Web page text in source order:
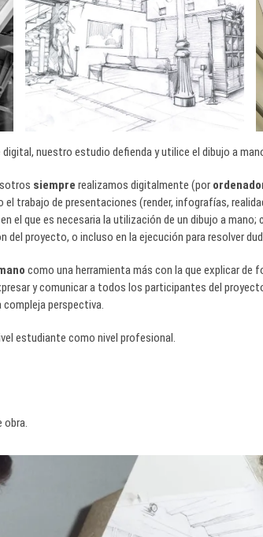
nuestro estudio defienda y utilice el dibujo a
siempre realizamos digitalmente (por
trabajo de presentaciones (render, infografías,
el que es necesaria la utilización de un dibujo a
del proyecto, o incluso en la ejecución para resolver
como una herramienta más con la que explicar de
y comunicar a todos los participantes del
perspectiva.
estudiante como nivel profesional.
obra.